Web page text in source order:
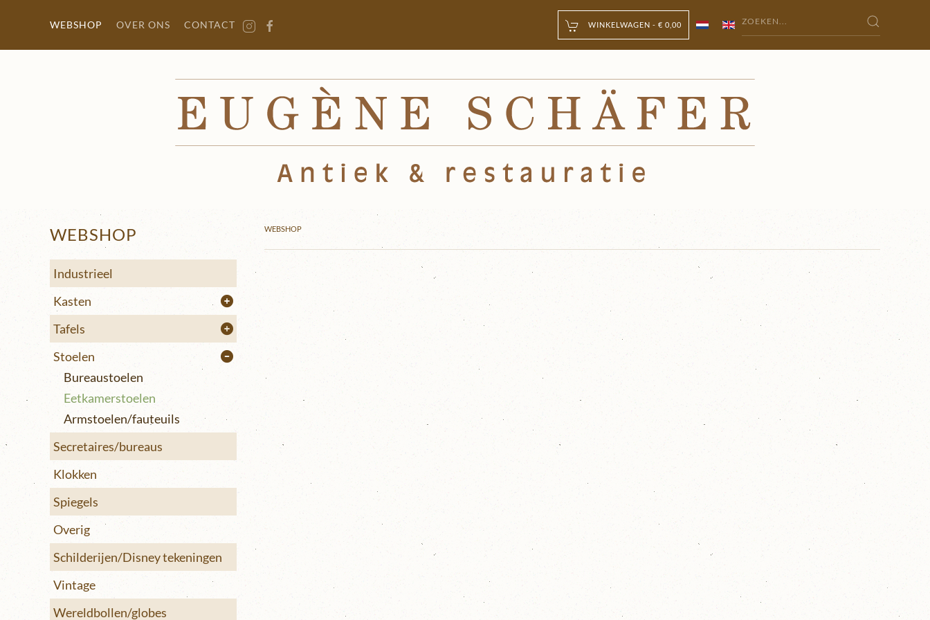
Terug naar hoofdinhoud
WEBSHOP OVER ONS CONTACT WINKELWAGEN - € 0,00
WEBSHOP
Industrieel
Kasten
Tafels
Stoelen
Bureaustoelen
Eetkamerstoelen
Armstoelen/fauteuils
Secretaires/bureaus
Klokken
Spiegels
Overig
Schilderijen/Disney tekeningen
Vintage
Wereldbollen/globes
WEBSHOP